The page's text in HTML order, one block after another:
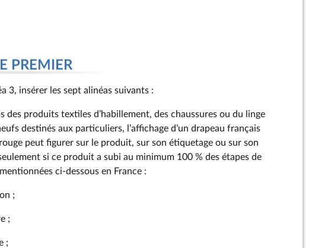
PREMIER
3, insérer les sept alinéas suivants :
des produits textiles d’habillement, des chaussures ou du linge
destinés aux particuliers, l’affichage d’un drapeau français
peut figurer sur le produit, sur son étiquetage ou sur son
si ce produit a subi au minimum 100 % des étapes de
ci-dessous en France :
;
;
;